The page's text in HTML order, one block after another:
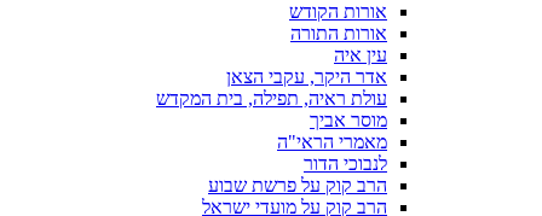
אורות הקודש
אורות התורה
עין איה
אדר היקר, עקבי הצאן
עולת ראיה, תפילה, בית המקדש
מוסר אביך
מאמרי הראי"ה
לנבוכי הדור
הרב קוק על פרשת שבוע
הרב קוק על מועדי ישראל